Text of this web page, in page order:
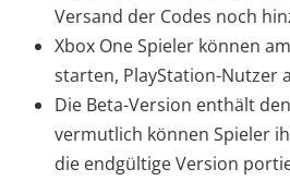
Versand der Codes noch
Xbox One Spieler können
starten, PlayStation-Nutzer
Die Beta-Version enthält
vermutlich können Spieler
die endgültige Version